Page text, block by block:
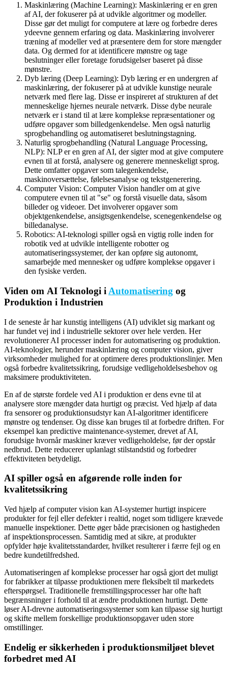
Maskinlæring (Machine Learning): Maskinlæring er en gren
af AI, der fokuserer på at udvikle algoritmer og modeller.
Disse gør det muligt for computere at lære og forbedre deres
ydeevne gennem erfaring og data. Maskinlæring involverer
træning af modeller ved at præsentere dem for store mængder
data. Og dermed for at identificere mønstre og tage
beslutninger eller foretage forudsigelser baseret på disse
mønstre.
Dyb læring (Deep Learning): Dyb læring er en undergren af
maskinlæring, der fokuserer på at udvikle kunstige neurale
netværk med flere lag. Disse er inspireret af strukturen af det
menneskelige hjernes neurale netværk. Disse dybe neurale
netværk er i stand til at lære komplekse repræsentationer og
udføre opgaver som billedgenkendelse. Men også naturlig
sprogbehandling og automatiseret beslutningstagning.
Naturlig sprogbehandling (Natural Language Processing,
NLP): NLP er en gren af AI, der sigter mod at give computere
evnen til at forstå, analysere og generere menneskeligt sprog.
Dette omfatter opgaver som talegenkendelse,
maskinoversættelse, følelsesanalyse og tekstgenerering.
Computer Vision: Computer Vision handler om at give
computere evnen til at "se" og forstå visuelle data, såsom
billeder og videoer. Det involverer opgaver som
objektgenkendelse, ansigtsgenkendelse, scenegenkendelse og
billedanalyse.
Robotics: AI-teknologi spiller også en vigtig rolle inden for
robotik ved at udvikle intelligente robotter og
automatiseringssystemer, der kan opføre sig autonomt,
samarbejde med mennesker og udføre komplekse opgaver i
den fysiske verden.
Viden om AI Teknologi i Automatisering og
Produktion i Industrien
I de seneste år har kunstig intelligens (AI) udviklet sig markant og
har fundet vej ind i industrielle sektorer over hele verden. Her
revolutionerer AI processer inden for automatisering og produktion.
AI-teknologier, herunder maskinlæring og computer vision, giver
virksomheder mulighed for at optimere deres produktionslinjer. Men
også forbedre kvalitetssikring, forudsige vedligeholdelsesbehov og
maksimere produktiviteten.
En af de største fordele ved AI i produktion er dens evne til at
analysere store mængder data hurtigt og præcist. Ved hjælp af data
fra sensorer og produktionsudstyr kan AI-algoritmer identificere
mønstre og tendenser. Og disse kan bruges til at forbedre driften. For
eksempel kan predictive maintenance-systemer, drevet af AI,
forudsige hvornår maskiner kræver vedligeholdelse, før der opstår
nedbrud. Dette reducerer uplanlagt stilstandstid og forbedrer
effektiviteten betydeligt.
AI spiller også en afgørende rolle inden for
kvalitetssikring
Ved hjælp af computer vision kan AI-systemer hurtigt inspicere
produkter for fejl eller defekter i realtid, noget som tidligere krævede
manuelle inspektioner. Dette øger både præcisionen og hastigheden
af inspektionsprocessen. Samtidig med at sikre, at produkter
opfylder høje kvalitetsstandarder, hvilket resulterer i færre fejl og en
bedre kundetilfredshed.
Automatiseringen af komplekse processer har også gjort det muligt
for fabrikker at tilpasse produktionen mere fleksibelt til markedets
efterspørgsel. Traditionelle fremstillingsprocesser har ofte haft
begrænsninger i forhold til at ændre produktionen hurtigt. Dette
løser AI-drevne automatiseringssystemer som kan tilpasse sig hurtigt
og skifte mellem forskellige produktionsopgaver uden store
omstillinger.
Endelig er sikkerheden i produktionsmiljøet blevet
forbedret med AI